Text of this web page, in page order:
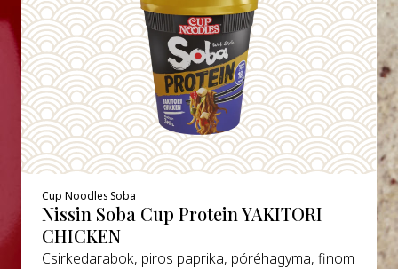
Cup Noodles Soba
Nissin Soba Cup Protein YAKITORI
CHICKEN
Csirkedarabok, piros paprika, póréhagyma, finom